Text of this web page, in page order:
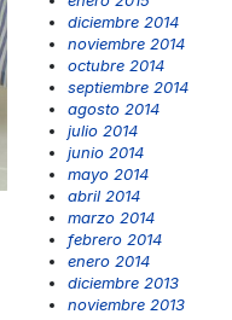
diciembre 2014
noviembre 2014
octubre 2014
septiembre 2014
agosto 2014
julio 2014
junio 2014
mayo 2014
abril 2014
marzo 2014
febrero 2014
enero 2014
diciembre 2013
noviembre 2013